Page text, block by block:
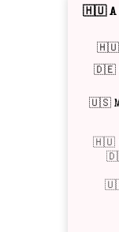
🇭🇺 A
🇭🇺
🇩🇪
🇺🇸
🇭🇺